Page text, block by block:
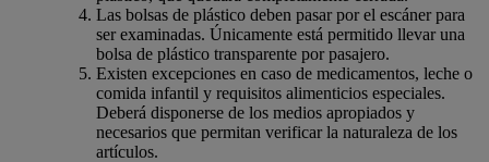
Las bolsas de plástico deben pasar por el escáner para
ser examinadas. Únicamente está permitido llevar una
bolsa de plástico transparente por pasajero.
Existen excepciones en caso de medicamentos, leche o
comida infantil y requisitos alimenticios especiales.
Deberá disponerse de los medios apropiados y
necesarios que permitan verificar la naturaleza de los
artículos.